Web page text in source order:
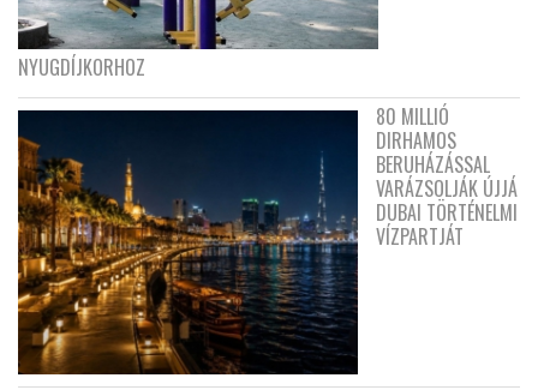
NYUGDÍJKORHOZ
80 MILLIÓ
DIRHAMOS
BERUHÁZÁSSAL
VARÁZSOLJÁK ÚJJÁ
DUBAI TÖRTÉNELMI
VÍZPARTJÁT